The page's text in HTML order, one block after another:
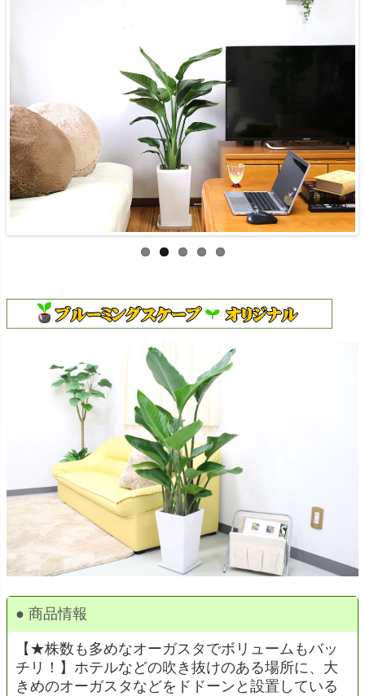
● 商品情報
【★株数も多めなオーガスタでボリュームもバッ
チリ！】ホテルなどの吹き抜けのある場所に、大
きめのオーガスタなどをドドーンと設置している